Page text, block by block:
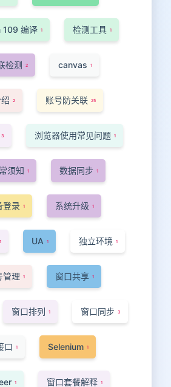
109 编译 1 检测工具 1
检测 2 canvas 1
2 账号防关联 25
3 浏览器使用常见问题 1
须知 1 数据同步 1
登录 1 系统升级 1
1 UA 1 独立环境 1
管理 1 窗口共享 1
窗口排列 1 窗口同步 3
口 1 Selenium 1
1 窗口套餐解释 1